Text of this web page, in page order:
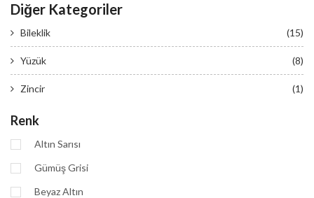
Diğer Kategoriler
Bileklik (15)
Yüzük (8)
Zincir (1)
Renk
Altın Sarısı
Gümüş Grisi
Beyaz Altın